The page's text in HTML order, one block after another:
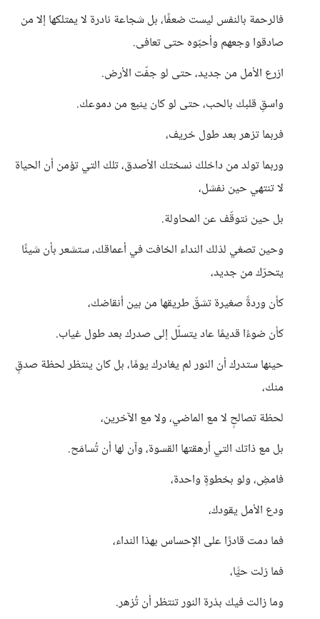
فالرحمة بالنفس ليست ضعفًا، بل شجاعة نادرة لا يمتلكها إلا من
صادقوا وجعهم وأحبّوه حتى تعافى.
ازرع الأمل من جديد، حتى لو جفّت الأرض.
واسقِ قلبك بالحب، حتى لو كان ينبع من دموعك.
فربما تزهر بعد طول خريف،
وربما تولد من داخلك نسختك الأصدق، تلك التي تؤمن أن الحياة
لا تنتهي حين نفشل،
بل حين نتوقّف عن المحاولة.
وحين تصغي لذلك النداء الخافت في أعماقك، ستشعر بأن شيئًا
يتحرّك من جديد،
كأن وردةً صغيرة تشقّ طريقها من بين أنقاضك،
كأن ضوءًا قديمًا عاد يتسلّل إلى صدرك بعد طول غياب.
حينها ستدرك أن النور لم يغادرك يومًا، بل كان ينتظر لحظة صدقٍ
منك،
لحظة تصالحٍ لا مع الماضي، ولا مع الآخرين،
بل مع ذاتك التي أرهقتها القسوة، وآن لها أن تُسامَح.
فامضِ، ولو بخطوةٍ واحدة،
ودع الأمل يقودك،
فما دمت قادرًا على الإحساس بهذا النداء،
فما زلت حيًّا،
وما زالت فيك بذرة النور تنتظر أن تُزهر.